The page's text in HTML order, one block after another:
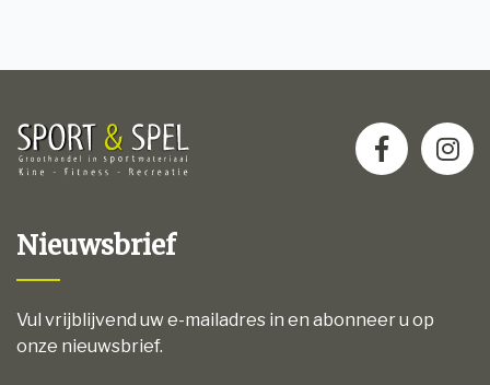
Nieuwsbrief
Vul vrijblijvend uw e-mailadres in en abonneer u op
onze nieuwsbrief.